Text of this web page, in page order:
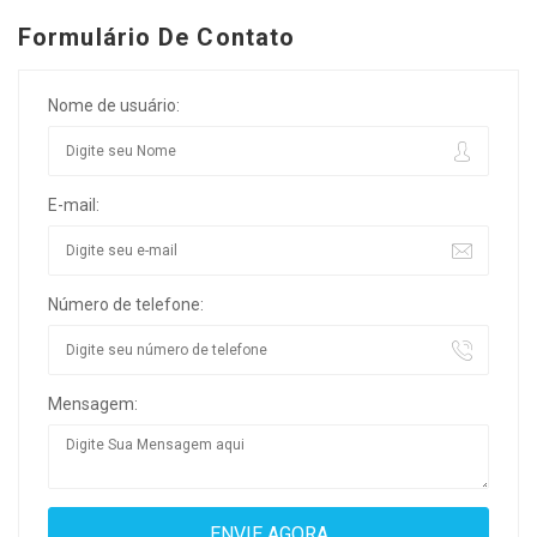
Formulário De Contato
Nome de usuário:
E-mail:
Número de telefone:
Mensagem: